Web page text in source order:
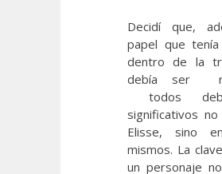
Decidí que,
papel que
dentro de la
debía ser
todos
significativos
Elisse, sino
mismos. La
un personaje